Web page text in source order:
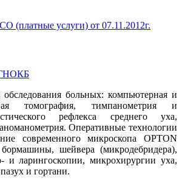
(платные услуги) от 07.11.2012г.
обследования больных: компьютерная и
томография, тимпанометрия и
рефлекса среднего уха,
Оперативные технологии
современного микроскопа OPTON
шейвера (микродебридера),
и ларингоскопии, микрохирургии уха,
и гортани.